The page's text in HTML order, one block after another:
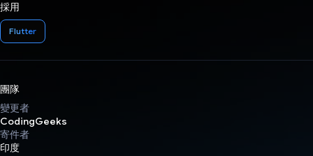
採用
Flutter
團隊
變更者
CodingGeeks
寄件者
印度